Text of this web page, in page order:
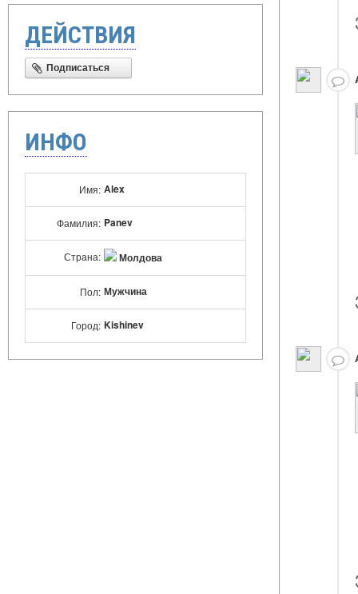
ДЕЙСТВИЯ
Подписаться
ИНФО
Имя: Alex
Фамилия: Panev
Страна: Молдова
Пол: Мужчина
Город: Kishinev